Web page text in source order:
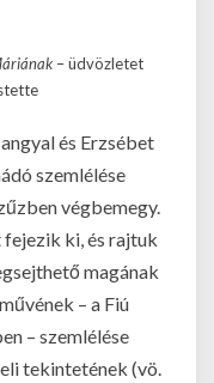
– üdvözletet
és Erzsébet
szemlélése
végbemegy.
fejezik ki, és rajtuk
magának
– a Fiú
– szemlélése
tekintetének (vö.